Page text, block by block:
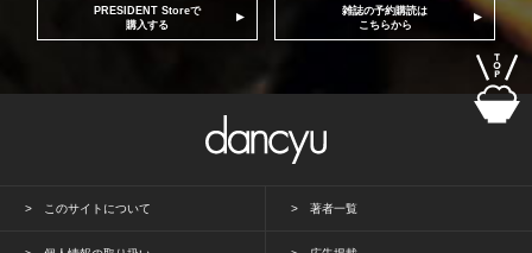
PRESIDENT Storeで
購入する
雑誌の予約購読は
こちらから
このサイトについて 著者一覧